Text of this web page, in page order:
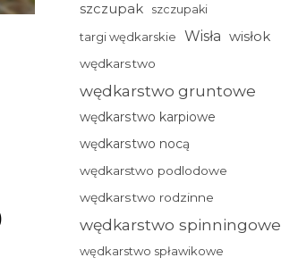
szczupak szczupaki
targi wędkarskie Wisła wisłok
wędkarstwo
wędkarstwo gruntowe
wędkarstwo karpiowe
wędkarstwo nocą
wędkarstwo podlodowe
wędkarstwo rodzinne
wędkarstwo spinningowe
wędkarstwo spławikowe